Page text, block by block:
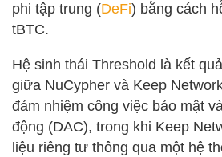
phi tập trung (DeFi) bằng cách
tBTC.
Hệ sinh thái Threshold là kết
giữa NuCypher và Keep
đảm nhiệm công việc bảo mật
động (DAC), trong khi Keep
liệu riêng tư thông qua một hệ